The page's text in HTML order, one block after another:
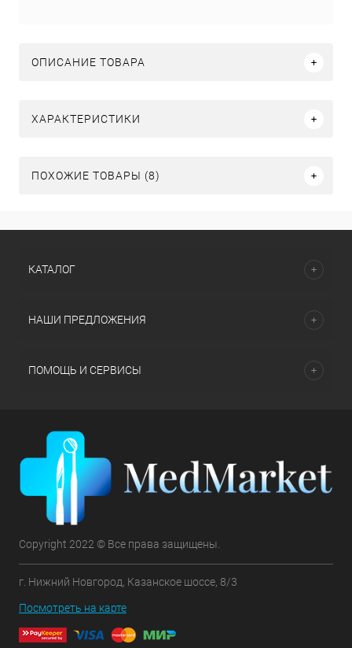
ОПИСАНИЕ ТОВАРА
ХАРАКТЕРИСТИКИ
ПОХОЖИЕ ТОВАРЫ (8)
КАТАЛОГ
НАШИ ПРЕДЛОЖЕНИЯ
ПОМОЩЬ И СЕРВИСЫ
Copyright 2022 © Все права защищены.
г. Нижний Новгород, Казанское шоссе, 8/3
Посмотреть на карте